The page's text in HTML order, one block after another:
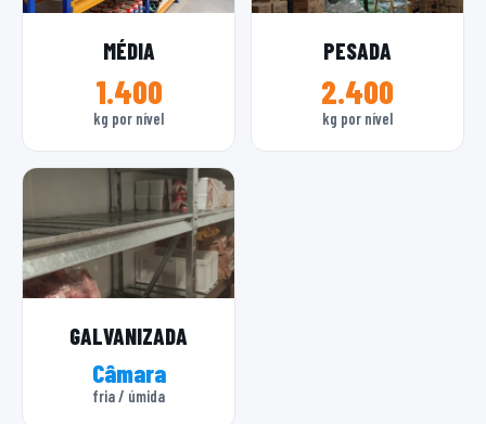
MÉDIA
1.400
kg por nível
PESADA
2.400
kg por nível
GALVANIZADA
Câmara
fria / úmida